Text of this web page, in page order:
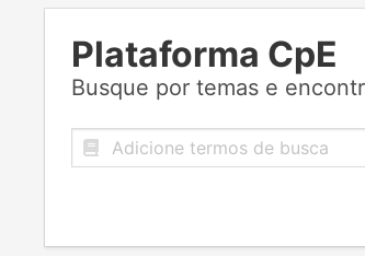
Plataforma CpE
Busque por temas e